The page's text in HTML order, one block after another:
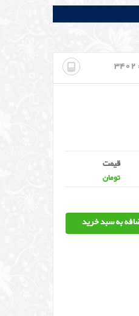
3402
قیمت
تومان
به سبد خرید